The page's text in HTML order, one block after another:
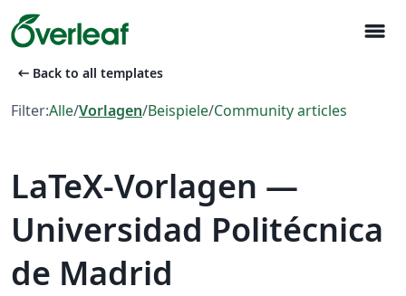
menu
arrow_left_alt Back to all templates
Filter:Alle/Vorlagen/Beispiele/Community articles
LaTeX-Vorlagen —
Universidad Politécnica
de Madrid